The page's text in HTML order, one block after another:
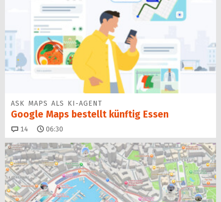
ASK MAPS ALS KI-AGENT
Google Maps bestellt künftig Essen
14 Kommentare
06:30